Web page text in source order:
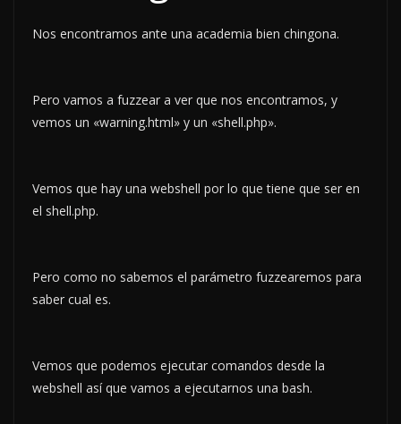
Nos encontramos ante una academia bien chingona.
Pero vamos a fuzzear a ver que nos encontramos, y
vemos un «warning.html» y un «shell.php».
Vemos que hay una webshell por lo que tiene que ser en
el shell.php.
Pero como no sabemos el parámetro fuzzearemos para
saber cual es.
Vemos que podemos ejecutar comandos desde la
webshell así que vamos a ejecutarnos una bash.